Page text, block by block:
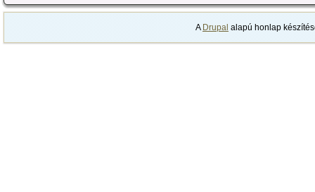
A Drupal alapú honlap